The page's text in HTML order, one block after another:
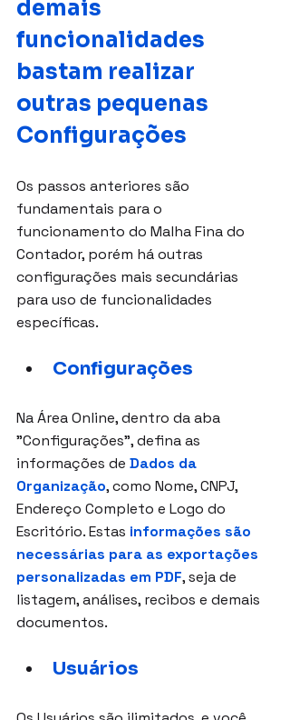
demais
funcionalidades
bastam realizar
outras pequenas
Configurações
Os passos anteriores são
fundamentais para o
funcionamento do Malha Fina do
Contador, porém há outras
configurações mais secundárias
para uso de funcionalidades
específicas.
Configurações
Na Área Online, dentro da aba
"Configurações", defina as
informações de Dados da
Organização, como Nome, CNPJ,
Endereço Completo e Logo do
Escritório. Estas informações são
necessárias para as exportações
personalizadas em PDF, seja de
listagem, análises, recibos e demais
documentos.
Usuários